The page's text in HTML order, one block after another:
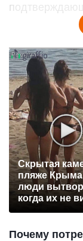
Скрытая
пляже
люди
когда их не
Почему